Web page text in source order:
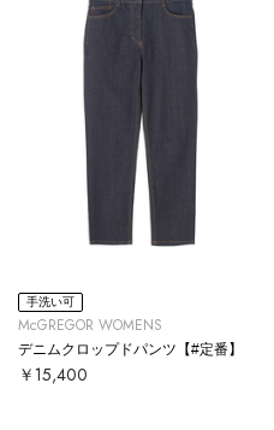
手洗い可
McGREGOR WOMENS
デニムクロップドパンツ【#定番】
￥15,400